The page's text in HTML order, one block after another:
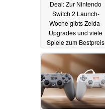
Deal: Zur Nintendo
Switch 2 Launch-
Woche gibts Zelda-
Upgrades und viele
Spiele zum Bestpreis
02.06.2025